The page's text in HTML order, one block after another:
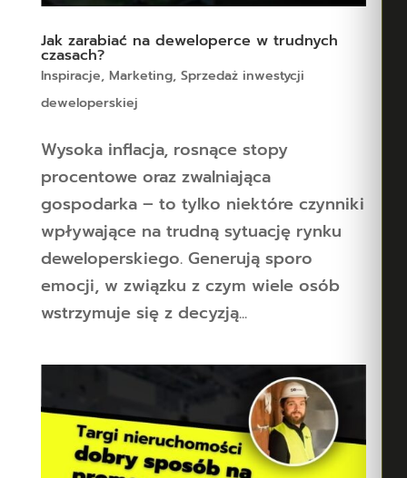
Jak zarabiać na deweloperce w trudnych
czasach?
Inspiracje, Marketing, Sprzedaż inwestycji
deweloperskiej
Wysoka inflacja, rosnące stopy
procentowe oraz zwalniająca
gospodarka – to tylko niektóre czynniki
wpływające na trudną sytuację rynku
deweloperskiego. Generują sporo
emocji, w związku z czym wiele osób
wstrzymuje się z decyzją...